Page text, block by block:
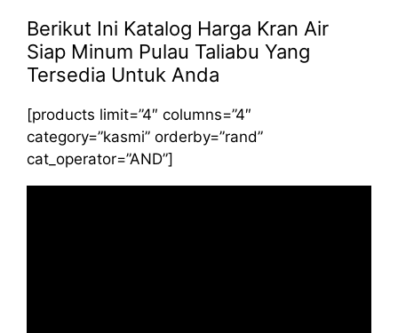
Berikut Ini Katalog Harga Kran Air
Siap Minum Pulau Taliabu Yang
Tersedia Untuk Anda
[products limit=”4″ columns=”4″
category=”kasmi” orderby=”rand”
cat_operator=”AND”]